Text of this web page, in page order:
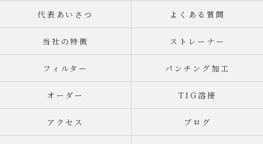
代表あいさつ よくある質問
当社の特徴 ストレーナー
フィルター パンチング加工
オーダー TIG溶接
アクセス ブログ